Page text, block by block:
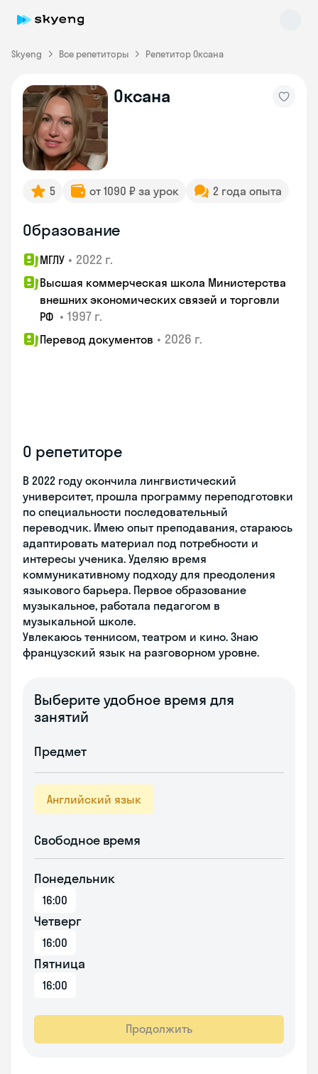
Skyeng Все репетиторы Репетитор Оксана
Оксана
5 от 1090 ₽ за урок 2 года опыта
Образование
МГЛУ • 2022 г.
Высшая коммерческая школа Министерства
внешних экономических связей и торговли
РФ • 1997 г.
Перевод документов • 2026 г.
О репетиторе
В 2022 году окончила лингвистический
университет, прошла программу переподготовки
по специальности последовательный
переводчик. Имею опыт преподавания, стараюсь
адаптировать материал под потребности и
интересы ученика. Уделяю время
коммуникативному подходу для преодоления
языкового барьера. Первое образование
музыкальное, работала педагогом в
музыкальной школе.
Увлекаюсь теннисом, театром и кино. Знаю
французский язык на разговорном уровне.
Выберите удобное время для
занятий
Предмет
Английский язык
Свободное время
Понедельник
16:00
Четверг
16:00
Пятница
16:00
Продолжить
Skyeng Chat
online